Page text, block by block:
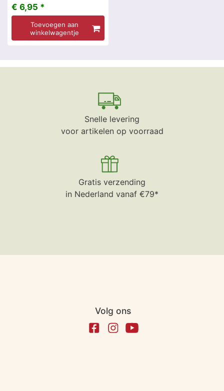
€ 6,95 *
Toevoegen aan
winkelwagentje
Snelle levering
voor artikelen op voorraad
Gratis verzending
in Nederland vanaf €79*
Volg ons